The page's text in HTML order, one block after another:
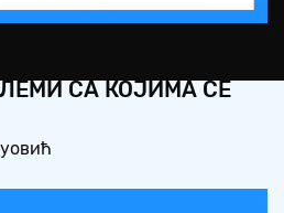
Video
СА КОЈИМА СЕ